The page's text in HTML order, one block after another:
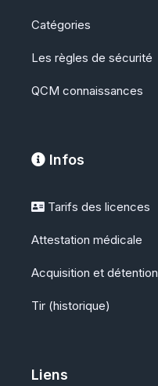
Catégories
Les règles de sécurité
QCM connaissances
Infos
Tarifs des licences
Attestation médicale
Acquisition et détention
Tir (historique)
Liens